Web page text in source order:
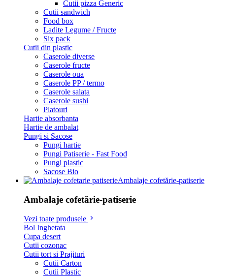
Cutii pizza Generic
Cutii sandwich
Food box
Ladite Legume / Fructe
Six pack
Cutii din plastic
Caserole diverse
Caserole fructe
Caserole oua
Caserole PP / termo
Caserole salata
Caserole sushi
Platouri
Hartie absorbanta
Hartie de ambalat
Pungi si Sacose
Pungi hartie
Pungi Patiserie - Fast Food
Pungi plastic
Sacose Bio
Ambalaje cofetărie-patiserie
Ambalaje cofetărie-patiserie
Vezi toate produsele
Bol Inghetata
Cupa desert
Cutii cozonac
Cutii tort si Prajituri
Cutii Carton
Cutii Plastic